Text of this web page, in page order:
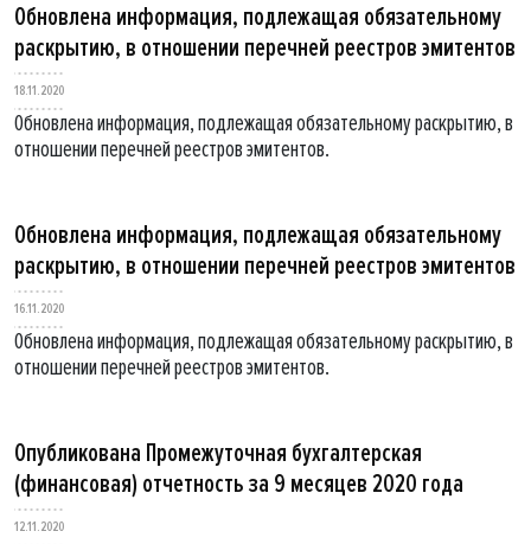
Обновлена информация, подлежащая обязательному
раскрытию, в отношении перечней реестров эмитентов
18.11.2020
Обновлена информация, подлежащая обязательному раскрытию, в
отношении перечней реестров эмитентов.
Обновлена информация, подлежащая обязательному
раскрытию, в отношении перечней реестров эмитентов
16.11.2020
Обновлена информация, подлежащая обязательному раскрытию, в
отношении перечней реестров эмитентов.
Опубликована Промежуточная бухгалтерская
(финансовая) отчетность за 9 месяцев 2020 года
12.11.2020